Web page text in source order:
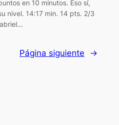
en 10 minutos. Eso sí,
nivel. 14:17 min. 14 pts. 2/3
Página siguiente →